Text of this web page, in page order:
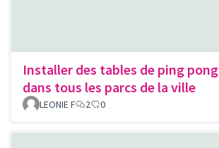
Installer des tables de ping pong
dans tous les parcs de la ville
LEONIE F 2 0